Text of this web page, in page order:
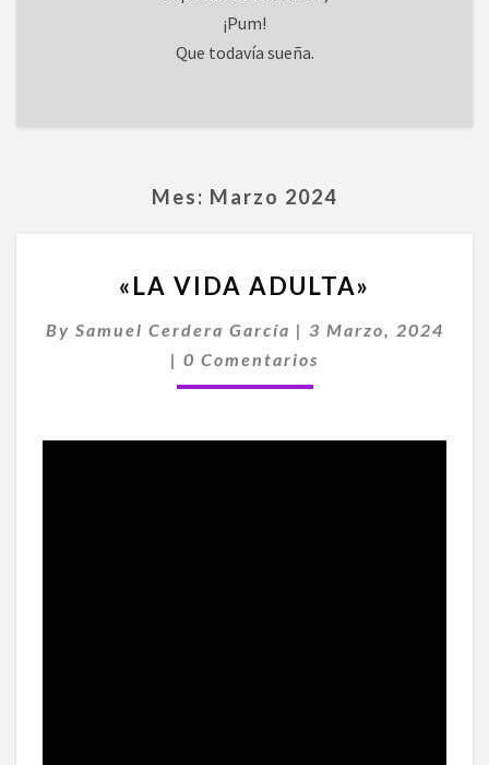
¡Pum!
Que todavía sueña.
Mes: Marzo 2024
VIDA
«LA VIDA ADULTA»
By Samuel Cerdera García | 3 Marzo, 2024
| Comentarios
0 Comentarios